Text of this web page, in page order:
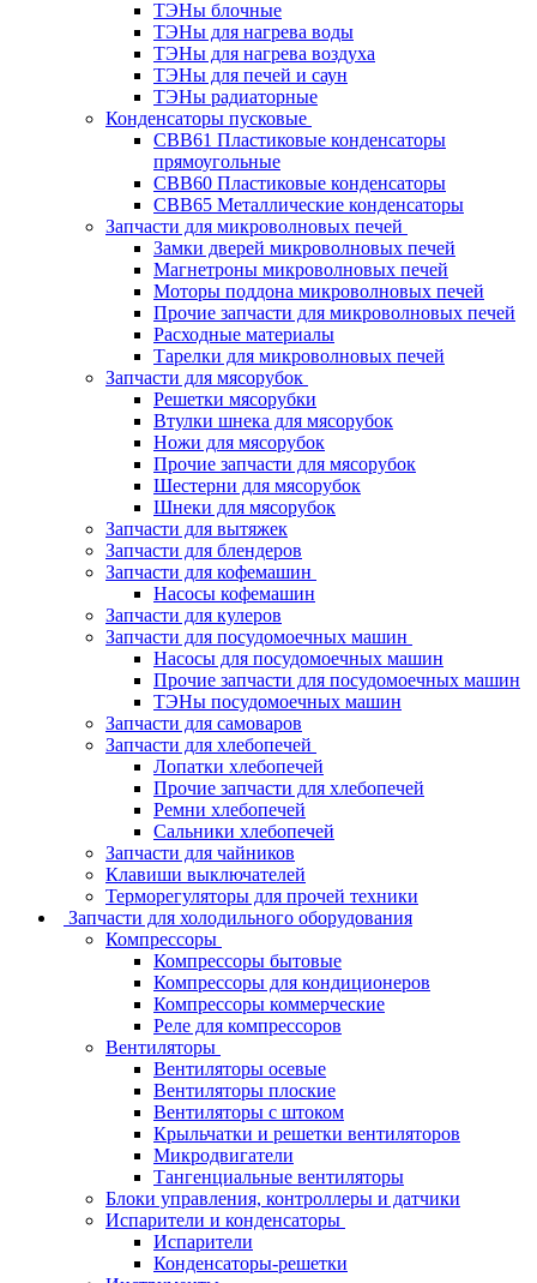
ТЭНы блочные
ТЭНы для нагрева воды
ТЭНы для нагрева воздуха
ТЭНы для печей и саун
ТЭНы радиаторные
Конденсаторы пусковые
CBB61 Пластиковые конденсаторы
прямоугольные
CBB60 Пластиковые конденсаторы
CBB65 Металлические конденсаторы
Запчасти для микроволновых печей
Замки дверей микроволновых печей
Магнетроны микроволновых печей
Моторы поддона микроволновых печей
Прочие запчасти для микроволновых печей
Расходные материалы
Тарелки для микроволновых печей
Запчасти для мясорубок
Решетки мясорубки
Втулки шнека для мясорубок
Ножи для мясорубок
Прочие запчасти для мясорубок
Шестерни для мясорубок
Шнеки для мясорубок
Запчасти для вытяжек
Запчасти для блендеров
Запчасти для кофемашин
Насосы кофемашин
Запчасти для кулеров
Запчасти для посудомоечных машин
Насосы для посудомоечных машин
Прочие запчасти для посудомоечных машин
ТЭНы посудомоечных машин
Запчасти для самоваров
Запчасти для хлебопечей
Лопатки хлебопечей
Прочие запчасти для хлебопечей
Ремни хлебопечей
Сальники хлебопечей
Запчасти для чайников
Клавиши выключателей
Терморегуляторы для прочей техники
Запчасти для холодильного оборудования
Компрессоры
Компрессоры бытовые
Компрессоры для кондиционеров
Компрессоры коммерческие
Реле для компрессоров
Вентиляторы
Вентиляторы осевые
Вентиляторы плоские
Вентиляторы с штоком
Крыльчатки и решетки вентиляторов
Микродвигатели
Тангенциальные вентиляторы
Блоки управления, контроллеры и датчики
Испарители и конденсаторы
Испарители
Конденсаторы-решетки